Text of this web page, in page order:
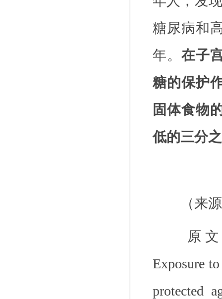
糖尿病和
年。在子
糖的保护
固体食物
低的三分
（来
原
Exposure
protected